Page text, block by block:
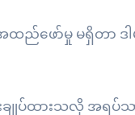
ထည်ဖော်မှု မရှိတာ
ချုပ်ထားသလို အရ